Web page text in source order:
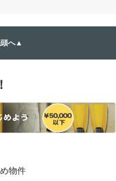
頭へ▲
物件